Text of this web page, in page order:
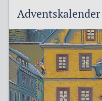
Adventskalender